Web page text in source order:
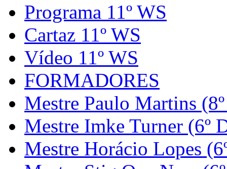
Programa 11º WS
Cartaz 11º WS
Vídeo 11º WS
FORMADORES
Mestre Paulo Martins
Mestre Imke Turner (6º
Mestre Horácio Lopes